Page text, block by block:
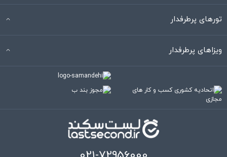
تورهای پرطرفدار
ویزاهای پرطرفدار